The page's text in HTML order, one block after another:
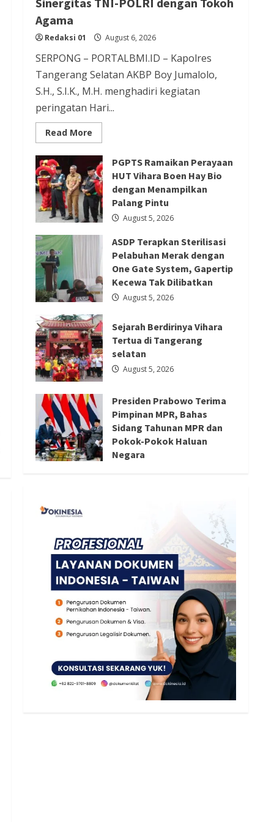
Redaksi 01 August 5, 2026
Berita Agama
Berita Ekonomi dan Bisnis
Berita Nasional
Berita Sosial dan Budaya
Berita Trending
Sejarah Berdirinya Vihara Tertua
di Tangerang selatan
Redaksi 01
Berita Nasional
Berita Politik
Berita Terbaru
Presiden Prabowo Terima
Pimpinan MPR, Bahas Sidang
Tahunan MPR dan Pokok-Pokok
Haluan Negara
Redaksi 01 August 4, 2026
Agama
Redaksi 01 August 6, 2026
SERPONG – PORTALBMI.ID – Kapolres
Tangerang Selatan AKBP Boy Jumalolo,
S.H., S.I.K., M.H. menghadiri kegiatan
peringatan Hari...
Read More
more
Kapolres
Tangsel
Hadiri
Perayaan
HUT
Vihara
Boen
Hay
Bio,
Perkuat
Sinergitas
POLRI
dengan
Tokoh
Agama
PGPTS Ramaikan Perayaan
HUT Vihara Boen Hay Bio
dengan Menampilkan
Palang Pintu
August 5, 2026
ASDP Terapkan Sterilisasi
Pelabuhan Merak dengan
One Gate System, Gapertip
Kecewa Tak Dilibatkan
August 5, 2026
Sejarah Berdirinya Vihara
Tertua di Tangerang
selatan
August 5, 2026
Presiden Prabowo Terima
Pimpinan MPR, Bahas
Sidang Tahunan MPR dan
Pokok-Pokok Haluan
Negara